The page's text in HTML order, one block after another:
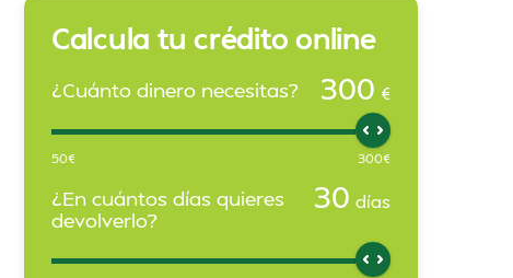
Calcula tu crédito online
¿Cuánto dinero necesitas? 300 €
50€ 300€
¿En cuántos días quieres
devolverlo?
30 días